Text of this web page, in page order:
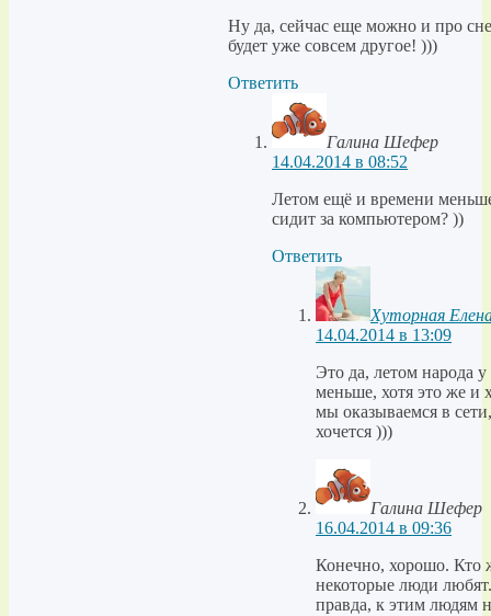
Ну да, сейчас еще можно и про
будет уже совсем другое! )))
Ответить
Галина Шефер
14.04.2014 в 08:52
Летом ещё и времени
сидит за компьютером? ))
Ответить
Хуторная
14.04.2014 в 13:09
Это да, летом народа
меньше, хотя это же и
мы оказываемся в
хочется )))
Галина Шефер
16.04.2014 в 09:36
Конечно, хорошо. Кто
некоторые люди
правда, к этим людям